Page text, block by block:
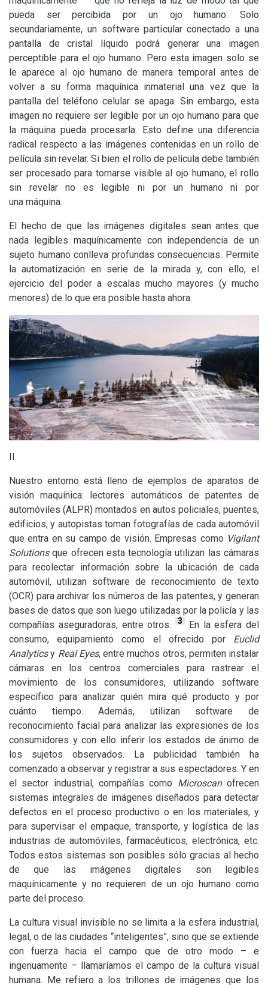
pueda ser percibida por un ojo humano. Solo
secundariamente, un software particular conectado a una
pantalla de cristal líquido podrá generar una imagen
perceptible para el ojo humano. Pero esta imagen solo se
le aparece al ojo humano de manera temporal antes de
volver a su forma maquínica inmaterial una vez que la
pantalla del teléfono celular se apaga. Sin embargo, esta
imagen no requiere ser legible por un ojo humano para que
la máquina pueda procesarla. Esto define una diferencia
radical respecto a las imágenes contenidas en un rollo de
película sin revelar. Si bien el rollo de película debe también
ser procesado para tornarse visible al ojo humano, el rollo
sin revelar no es legible ni por un humano ni por
una máquina.
El hecho de que las imágenes digitales sean antes que
nada legibles maquínicamente con independencia de un
sujeto humano conlleva profundas consecuencias. Permite
la automatización en serie de la mirada y, con ello, el
ejercicio del poder a escalas mucho mayores (y mucho
menores) de lo que era posible hasta ahora.
II.
Nuestro entorno está lleno de ejemplos de aparatos de
visión maquínica: lectores automáticos de patentes de
automóviles (ALPR) montados en autos policiales, puentes,
edificios, y autopistas toman fotografías de cada automóvil
que entra en su campo de visión. Empresas como Vigilant
Solutionsque ofrecen esta tecnología utilizan las cámaras
para recolectar información sobre la ubicación de cada
automóvil, utilizan software de reconocimiento de texto
(OCR) para archivar los números de las patentes, y generan
bases de datos que son luego utilizadas por la policía y las
compañías aseguradoras, entre otros.
3
En la esfera del
consumo, equipamiento como el ofrecido por Euclid
Analyticsy Real Eyes, entre muchos otros, permiten instalar
cámaras en los centros comerciales para rastrear el
movimiento de los consumidores, utilizando software
específico para analizar quién mira qué producto y por
cuánto tiempo. Además, utilizan software de
reconocimiento facial para analizar las expresiones de los
consumidores y con ello inferir los estados de ánimo de
los sujetos observados. La publicidad también ha
comenzado a observar y registrar a sus espectadores. Y en
el sector industrial, compañías como Microscanofrecen
sistemas integrales de imágenes diseñados para detectar
defectos en el proceso productivo o en los materiales, y
para supervisar el empaque, transporte, y logística de las
industrias de automóviles, farmacéuticos, electrónica, etc.
Todos estos sistemas son posibles sólo gracias al hecho
de que las imágenes digitales son legibles
maquínicamente y no requieren de un ojo humano como
parte del proceso.
La cultura visual invisible no se limita a la esfera industrial,
legal, o de las ciudades “inteligentes”, sino que se extiende
con fuerza hacia el campo que de otro modo – e
ingenuamente – llamaríamos el campo de la cultura visual
humana. Me refiero a los trillones de imágenes que los